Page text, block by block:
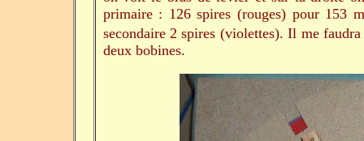
primaire : 126 spires (rouges) pour 153
secondaire 2 spires (violettes). Il me
deux bobines.